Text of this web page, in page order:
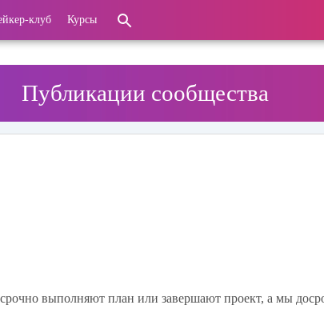
клуб Курсы
Публикации сообщества
выполняют план или завершают проект, а мы